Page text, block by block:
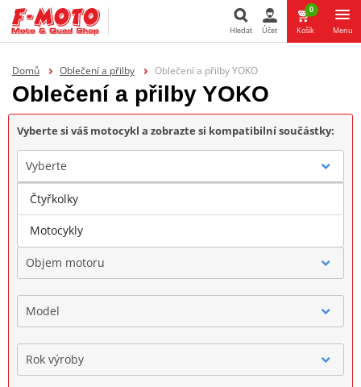
Hledat Účet
0
Košík Menu
Domů Oblečení a přilby Oblečení a přilby YOKO
Oblečení a přilby YOKO
Vyberte si váš motocykl a zobrazte si kompatibilní součástky:
Vyberte
Značka
Objem motoru
Model
Rok výroby
Čtyřkolky
Motocykly